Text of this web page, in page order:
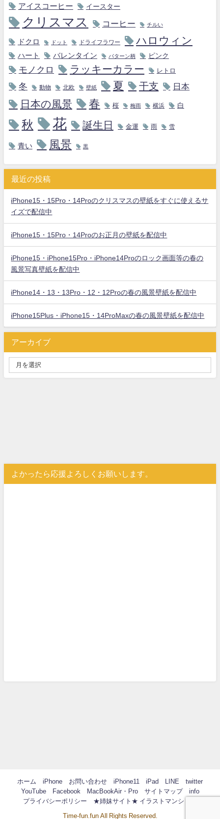
アイスコーヒー イースター
クリスマス コーヒー チルい
ドクロ ドット ドライフラワー ハロウィン
ハート バレンタイン パターン柄 ピンク
モノクロ ラッキーカラー レトロ
冬 動物 北欧 壁紙 夏 干支 日本
日本の風景 春 桜 梅雨 横浜 白
秋 花 誕生日 金運 雨 雪
青い 風景 黒
最近の投稿
iPhone15・15Pro・14Proのクリスマスの壁紙をすぐに使えるサ
イズで配信中
iPhone15・15Pro・14Proのお正月の壁紙を配信中
iPhone15・iPhone15Pro・iPhone14Proのロック画面等の春の
風景写真壁紙を配信中
iPhone14・13・13Pro・12・12Proの春の風景壁紙を配信中
iPhone15Plus・iPhone15・14ProMaxの春の風景壁紙を配信中
アーカイブ
よかったら応援よろしくお願いします。
ホーム iPhone お問い合わせ iPhone11 iPad LINE
twitter
YouTube
Facebook MacBookAir・Pro サイトマップ
info
プライバシーポリシー
★姉妹サイト★ イラストマンション
Time-fun.fun All Rights Reserved.